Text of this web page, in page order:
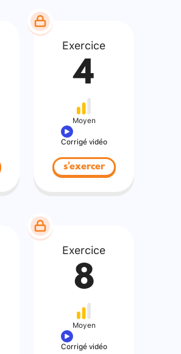
Exercice
4
Moyen
Corrigé vidéo
s'exercer
Exercice
8
Moyen
Corrigé vidéo